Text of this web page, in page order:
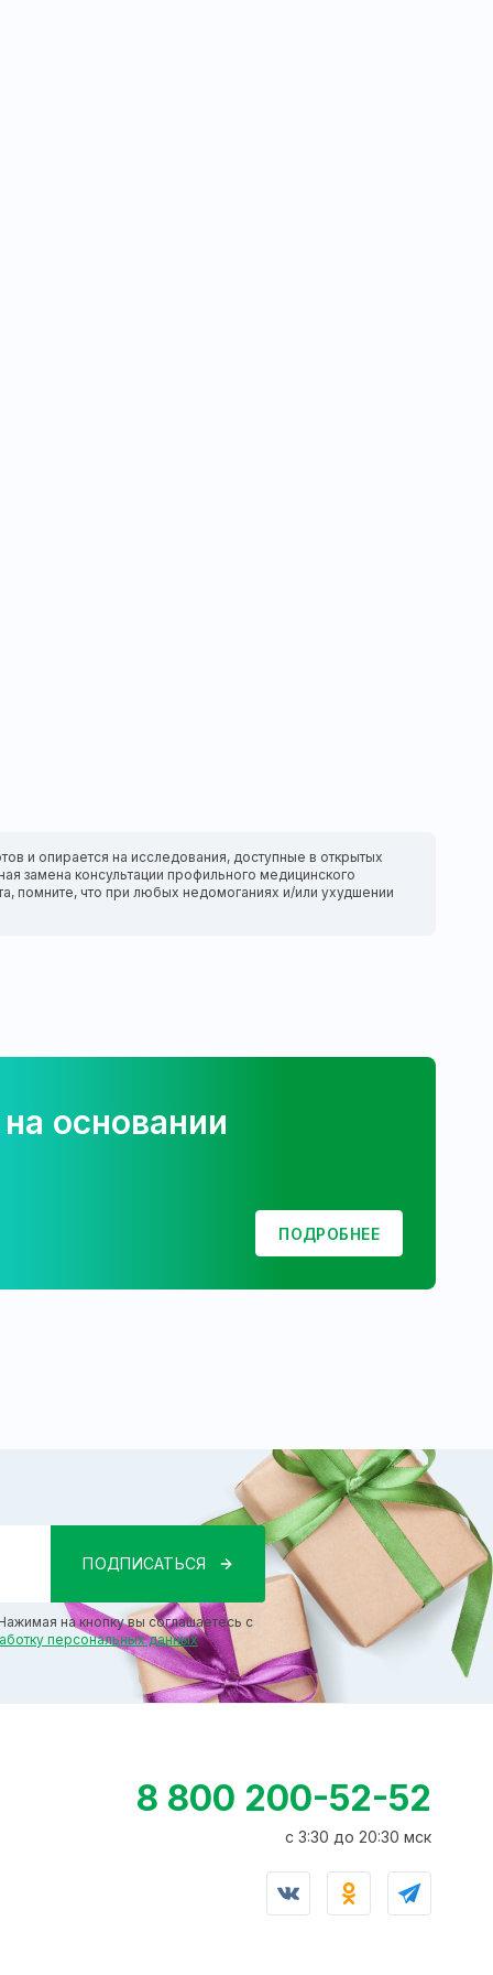
и опирается на исследования, доступные в открытых
замена консультации профильного медицинского
помните, что при любых недомоганиях и/или ухудшении
основании
ПОДРОБНЕЕ
на кнопку вы соглашаетесь с
персональных данных
8 800 200-52-52
c 3:30 до 20:30 мск